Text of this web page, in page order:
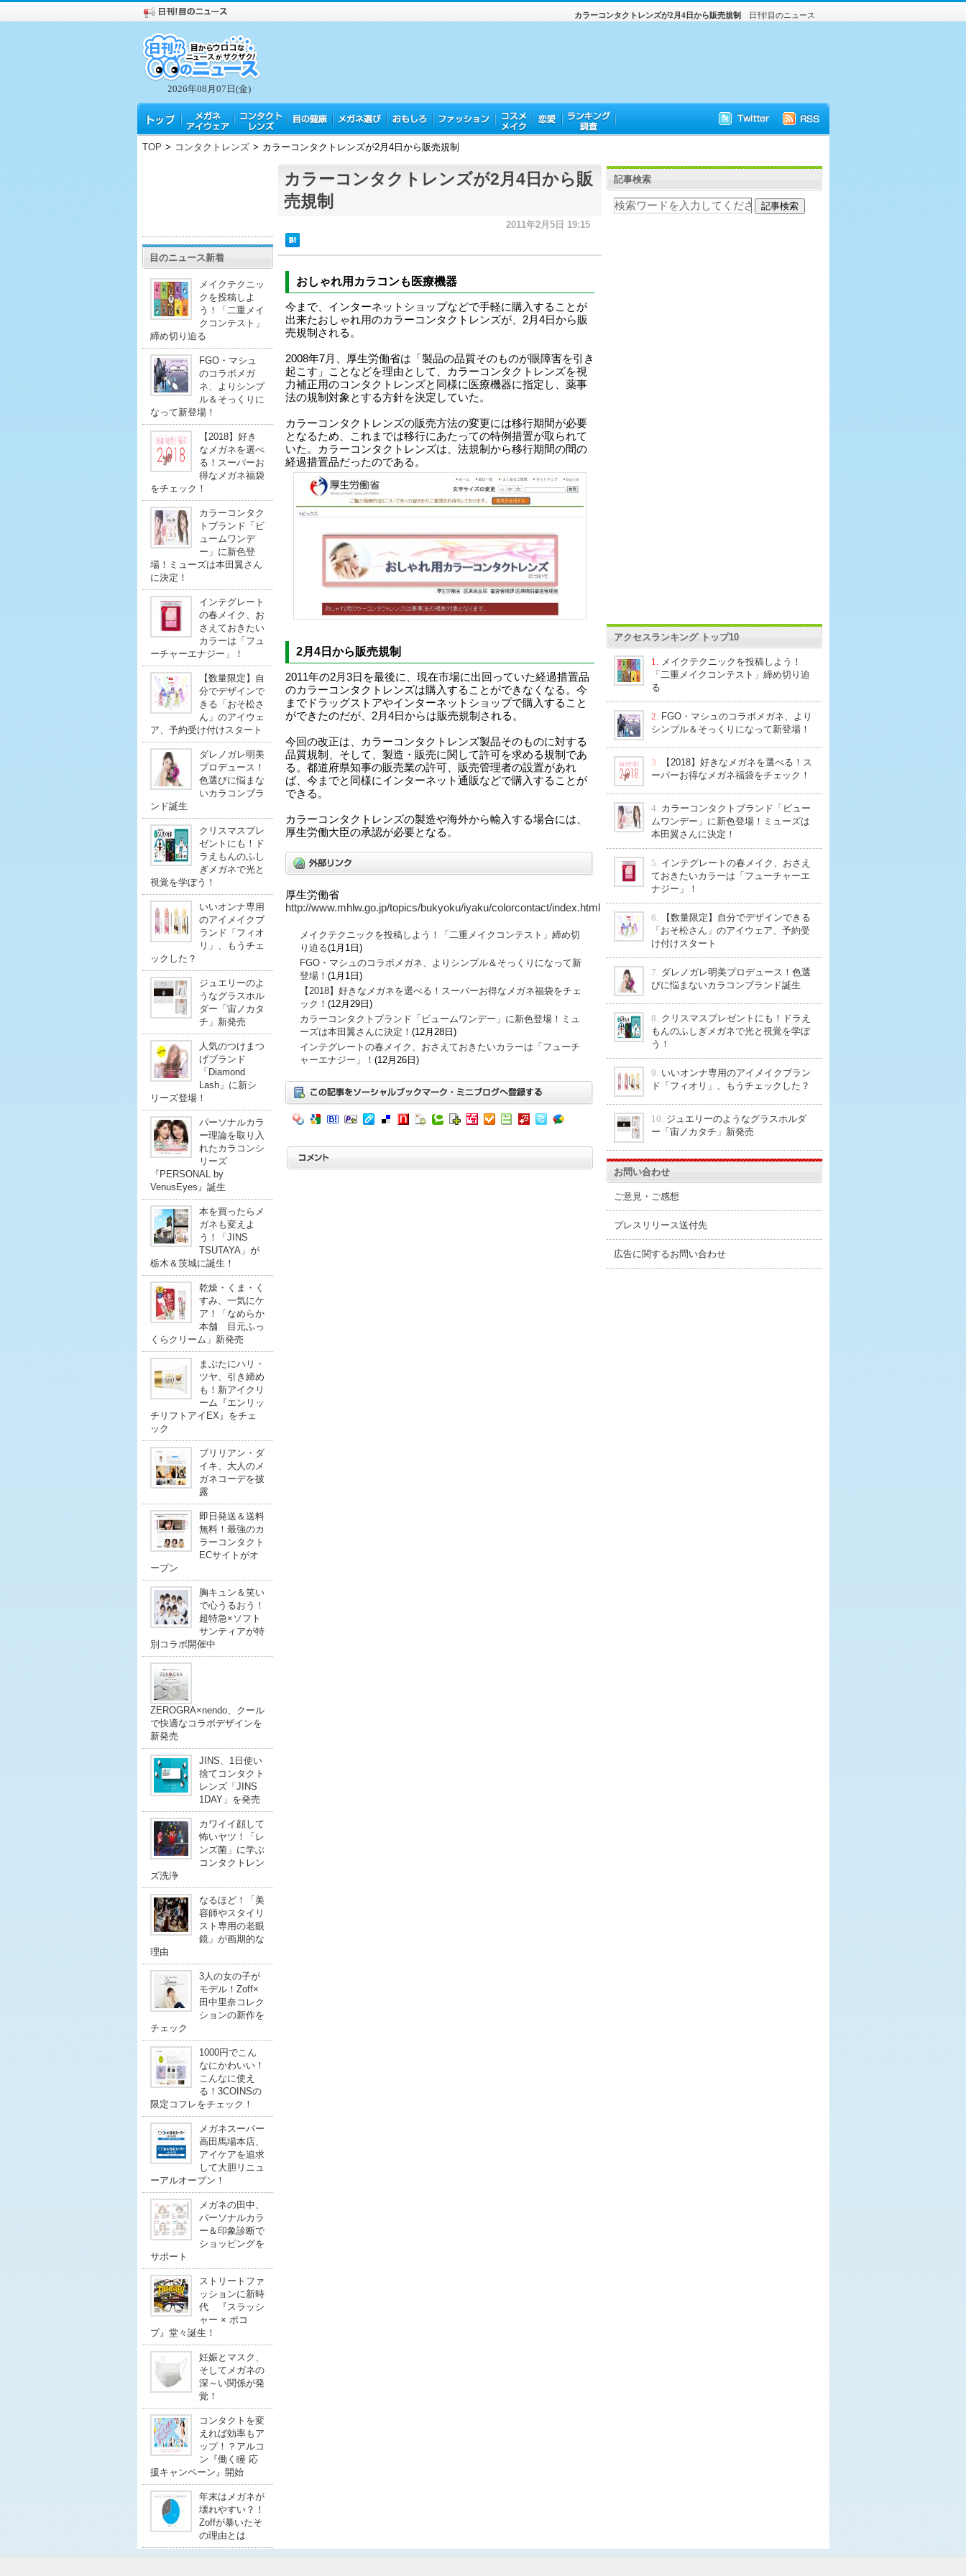
2026年08月07日(金)
日刊!目のニュース
カラーコンタクトレンズが2月4日から販売規制
TOP > コンタクトレンズ > カラーコンタクトレンズが2月4日から販売規制
目のニュース新着
メイクテクニッ
クを投稿しよ
う！「二重メイ
クコンテスト」
締め切り迫る
FGO・マシュ
のコラボメガ
ネ、よりシンプ
ル＆そっくりに
なって新登場！
【2018】好き
なメガネを選べ
る！スーパーお
得なメガネ福袋
をチェック！
カラーコンタク
トブランド「ビ
ュームワンデ
ー」に新色登
場！ミューズは本田翼さん
に決定！
インテグレート
の春メイク、お
さえておきたい
カラーは「フュ
ーチャーエナジー」！
【数量限定】自
分でデザインで
きる「おそ松さ
ん」のアイウェ
ア、予約受け付けスタート
ダレノガレ明美
プロデュース！
色選びに悩まな
いカラコンブラ
ンド誕生
クリスマスプレ
ゼントにも！ド
ラえもんのふし
ぎメガネで光と
視覚を学ぼう！
いいオンナ専用
のアイメイクブ
ランド「フィオ
リ」、もうチェ
ックした？
ジュエリーのよ
うなグラスホル
ダー「宙ノカタ
チ」新発売
人気のつけまつ
げブランド
「Diamond
Lash」に新シ
リーズ登場！
パーソナルカラ
ー理論を取り入
れたカラコンシ
リーズ
『PERSONAL by
VenusEyes』誕生
本を買ったらメ
ガネも変えよ
う！「JINS
TSUTAYA」が
栃木＆茨城に誕生！
乾燥・くま・く
すみ、一気にケ
ア！「なめらか
本舗 目元ふっ
くらクリーム」新発売
まぶたにハリ・
ツヤ、引き締め
も！新アイクリ
ーム『エンリッ
チリフトアイEX』をチェ
ック
ブリリアン・ダ
イキ、大人のメ
ガネコーデを披
露
即日発送＆送料
無料！最強のカ
ラーコンタクト
ECサイトがオ
ープン
胸キュン＆笑い
で心うるおう！
超特急×ソフト
サンティアが特
別コラボ開催中
ZEROGRA×nendo、クール
で快適なコラボデザインを
新発売
JINS、1日使い
捨てコンタクト
レンズ「JINS
1DAY」を発売
カワイイ顔して
怖いヤツ！「レ
ンズ菌」に学ぶ
コンタクトレン
ズ洗浄
なるほど！「美
容師やスタイリ
スト専用の老眼
鏡」が画期的な
理由
3人の女の子が
モデル！Zoff×
田中里奈コレク
ションの新作を
チェック
1000円でこん
なにかわいい！
こんなに使え
る！3COINSの
限定コフレをチェック！
メガネスーパー
高田馬場本店、
アイケアを追求
して大胆リニュ
ーアルオープン！
メガネの田中、
パーソナルカラ
ー＆印象診断で
ショッピングを
サポート
ストリートファ
ッションに新時
代 『スラッシ
ャー × ポコ
プ』堂々誕生！
妊娠とマスク、
そしてメガネの
深～い関係が発
覚！
コンタクトを変
えれば効率もア
ップ！？アルコ
ン『働く瞳 応
援キャンペーン』開始
年末はメガネが
壊れやすい？！
Zoffが暴いたそ
の理由とは
カラーコンタクトレンズが2月4日から販
売規制
2011年2月5日 19:15
おしゃれ用カラコンも医療機器
今まで、インターネットショップなどで手軽に購入することが
出来たおしゃれ用のカラーコンタクトレンズが、2月4日から販
売規制される。
2008年7月、厚生労働省は「製品の品質そのものが眼障害を引き
起こす」ことなどを理由として、カラーコンタクトレンズを視
力補正用のコンタクトレンズと同様に医療機器に指定し、薬事
法の規制対象とする方針を決定していた。
カラーコンタクトレンズの販売方法の変更には移行期間が必要
となるため、これまでは移行にあたっての特例措置が取られて
いた。カラーコンタクトレンズは、法規制から移行期間の間の
経過措置品だったのである。
2月4日から販売規制
2011年の2月3日を最後に、現在市場に出回っていた経過措置品
のカラーコンタクトレンズは購入することができなくなる。今
までドラッグストアやインターネットショップで購入すること
ができたのだが、2月4日からは販売規制される。
今回の改正は、カラーコンタクトレンズ製品そのものに対する
品質規制、そして、製造・販売に関して許可を求める規制であ
る。都道府県知事の販売業の許可、販売管理者の設置があれ
ば、今までと同様にインターネット通販などで購入することが
できる。
カラーコンタクトレンズの製造や海外から輸入する場合には、
厚生労働大臣の承認が必要となる。
厚生労働省
http://www.mhlw.go.jp/topics/bukyoku/iyaku/colorcontact/index.html
メイクテクニックを投稿しよう！「二重メイクコンテスト」締め切
り迫る(1月1日)
FGO・マシュのコラボメガネ、よりシンプル＆そっくりになって新
登場！ (1月1日)
【2018】好きなメガネを選べる！スーパーお得なメガネ福袋をチェ
ック！ (12月29日)
カラーコンタクトブランド「ビュームワンデー」に新色登場！ミュ
ーズは本田翼さんに決定！ (12月28日)
インテグレートの春メイク、おさえておきたいカラーは「フューチ
ャーエナジー」！ (12月26日)
記事検索
アクセスランキング トップ10
1.
メイクテクニックを投稿しよう！
「二重メイクコンテスト」締め切り迫
る
2. FGO・マシュのコラボメガネ、より
シンプル＆そっくりになって新登場！
3.
【2018】好きなメガネを選べる！ス
ーパーお得なメガネ福袋をチェック！
4. カラーコンタクトブランド「ビュー
ムワンデー」に新色登場！ミューズは
本田翼さんに決定！
5. インテグレートの春メイク、おさえ
ておきたいカラーは「フューチャーエ
ナジー」！
6.
【数量限定】自分でデザインできる
「おそ松さん」のアイウェア、予約受
け付けスタート
7. ダレノガレ明美プロデュース！色選
びに悩まないカラコンブランド誕生
8. クリスマスプレゼントにも！ドラえ
もんのふしぎメガネで光と視覚を学ぼ
う！
9. いいオンナ専用のアイメイクブラン
ド「フィオリ」、もうチェックした？
10. ジュエリーのようなグラスホルダ
ー「宙ノカタチ」新発売
お問い合わせ
ご意見・ご感想
プレスリリース送付先
広告に関するお問い合わせ